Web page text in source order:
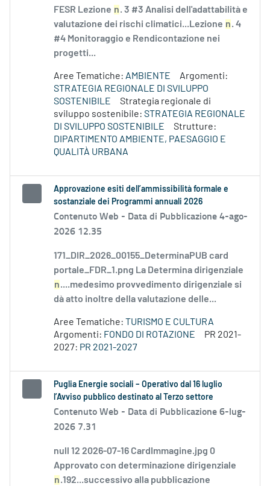
FESR Lezione n. 3 #3 Analisi dell'adattabilità e
valutazione dei rischi climatici...Lezione n. 4
#4 Monitoraggio e Rendicontazione nei
progetti...
Aree Tematiche: AMBIENTE
Argomenti:
STRATEGIA REGIONALE DI SVILUPPO
SOSTENIBILE
Strategia regionale di
sviluppo sostenibile: STRATEGIA REGIONALE
DI SVILUPPO SOSTENIBILE
Strutture:
DIPARTIMENTO AMBIENTE, PAESAGGIO E
QUALITÀ URBANA
Approvazione esiti dell’ammissibilità formale e
sostanziale dei Programmi annuali 2026
Contenuto Web - Data di Pubblicazione 4-ago-
2026 12.35
171_DIR_2026_00155_DeterminaPUB card
portale_FDR_1.png La Determina dirigenziale
n....medesimo provvedimento dirigenziale si
dà atto inoltre della valutazione delle...
Aree Tematiche: TURISMO E CULTURA
Argomenti: FONDO DI ROTAZIONE
PR 2021-
2027: PR 2021-2027
Puglia Energie sociali – Operativo dal 16 luglio
l’Avviso pubblico destinato al Terzo settore
Contenuto Web - Data di Pubblicazione 6-lug-
2026 7.31
null 12 2026-07-16 CardImmagine.jpg 0
Approvato con determinazione dirigenziale
n.192...successivo alla pubblicazione